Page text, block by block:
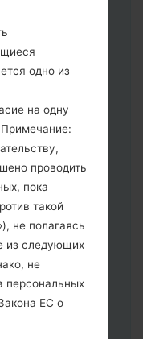
телефон и
настройкам
случае
_ *** для
и
режим. Все
клавиши:
клавиши:
Подключив
кабель.
клавиши:
и нажмите
одно из
на одну
проводить
пока
такой
не полагаясь
из следующих
не
персональных
ЕС о